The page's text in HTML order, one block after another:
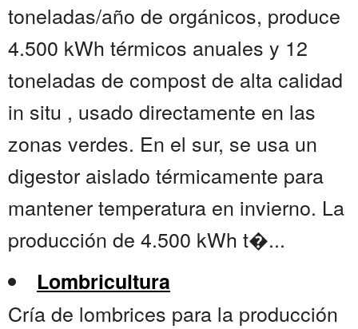
toneladas/año de orgánicos, produce
4.500 kWh térmicos anuales y 12
toneladas de compost de alta calidad
in situ , usado directamente en las
zonas verdes. En el sur, se usa un
digestor aislado térmicamente para
mantener temperatura en invierno. La
producción de 4.500 kWh t�...
Lombricultura
Cría de lombrices para la producción